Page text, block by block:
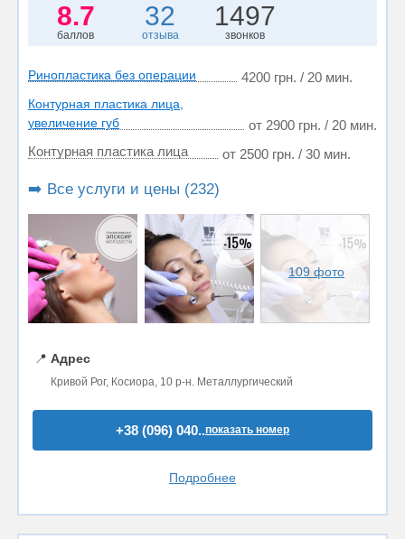
8.7
баллов
32
отзыва
1497
звонков
Ринопластика без операции 4200 грн. / 20 мин.
Контурная пластика лица,
увеличение губ
от 2900 грн. / 20 мин.
Контурная пластика лица
от 2500 грн. / 30 мин.
➡️ Все услуги и цены (232)
109 фото
📍 Адрес
Кривой Рог, Косиора, 10 р-н. Металлургический
+38 (096) 040..показать номер
Подробнее